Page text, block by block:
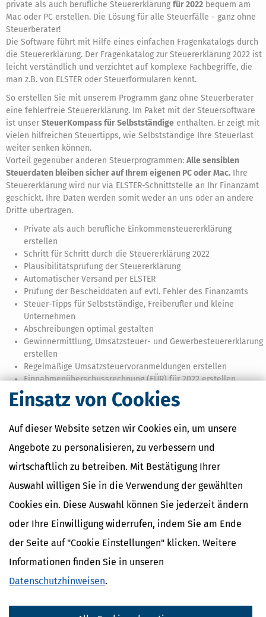
Einsatz von Cookies
Auf dieser Website setzen wir Cookies ein, um unsere
Angebote zu personalisieren, zu verbessern und
wirtschaftlich zu betreiben. Mit Bestätigung Ihrer
Auswahl willigen Sie in die Verwendung der gewählten
Cookies ein. Diese Auswahl können Sie jederzeit ändern
oder Ihre Einwilligung widerrufen, indem Sie am Ende
der Seite auf "Cookie Einstellungen" klicken. Weitere
Informationen finden Sie in unseren
Datenschutzhinweisen.
private als auch berufliche Steuererklärung für 2022 bequem am
Mac oder PC erstellen. Die Lösung für alle Steuerfälle - ganz ohne
Steuerberater!
Die Software führt mit Hilfe eines einfachen Fragenkatalogs durch
die Steuererklärung. Der Fragenkatalog zur Steuererklärung 2022 ist
leicht verständlich und verzichtet auf komplexe Fachbegriffe, die
man z.B. von ELSTER oder Steuerformularen kennt.
So erstellen Sie mit unserem Programm ganz ohne Steuerberater
eine fehlerfreie Steuererklärung. Im Paket mit der Steuersoftware
ist unser SteuerKompass für Selbstständige enthalten. Er zeigt mit
vielen hilfreichen Steuertipps, wie Selbstständige Ihre Steuerlast
weiter senken können.
Vorteil gegenüber anderen Steuerprogrammen: Alle sensiblen
Steuerdaten bleiben sicher auf Ihrem eigenen PC oder Mac. Ihre
Steuererklärung wird nur via ELSTER-Schnittstelle an Ihr Finanzamt
geschickt. Ihre Daten werden somit weder an uns oder an andere
Dritte übertragen.
Private als auch berufliche Einkommensteuererklärung
erstellen
Schritt für Schritt durch die Steuererklärung 2022
Plausibilitätsprüfung der Steuererklärung
Automatischer Versand per ELSTER
Prüfung der Bescheiddaten auf evtl. Fehler des Finanzamts
Steuer-Tipps für Selbstständige, Freiberufler und kleine
Unternehmen
Abschreibungen optimal gestalten
Gewinnermittlung, Umsatzsteuer- und Gewerbesteuererklärung
erstellen
Regelmäßige Umsatzsteuervoranmeldungen erstellen
Einnahmenüberschussrechnung (EÜR) für 2022 erstellen
Das Steuerprogramm mit mehr Funktionen für
die einzelnen Schritte Ihrer Steuererklärung. Das Programm findet
automatisch Steuererleichterungen und weist Sie auf fehlende
Sie nicht nur bares Geld, sondern auch wertvolle Zeit und Nerven.
Das sichere Steuerprogramm für Ihre Steuerdaten
Programmen: Ihre sensiblen Steuerdaten bleiben sicher auf dem
stationären PC oder Mac gespeichert. Ihre Steuererklärung wird
aber nicht mit uns oder Dritten geteilt.
Extra-Steuerwissen für Selbstständige